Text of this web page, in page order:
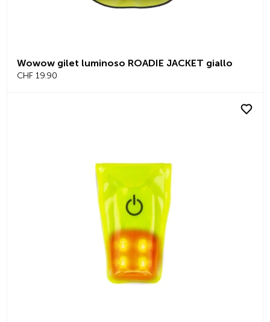
Wowow gilet luminoso ROADIE JACKET giallo
CHF 19.90